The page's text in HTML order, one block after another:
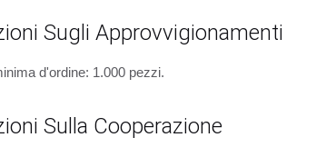
Sugli Approvvigionamenti
d'ordine: 1.000 pezzi.
Sulla Cooperazione